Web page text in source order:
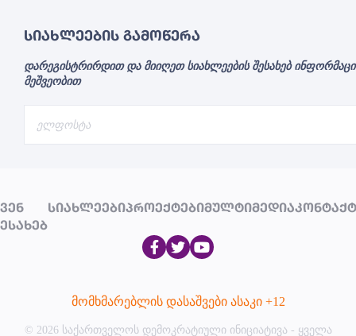
ᲡᲘᲐᲮᲚᲔᲔᲑᲘᲡ ᲒᲐᲛᲝᲬᲔᲠᲐ
დარეგისტრირდით და მიიღეთ სიახლეების შესახებ
მეშვეობით
ᲡᲘᲐᲮᲚᲔᲔᲑᲘᲞᲠᲝᲔᲥᲢᲔᲑᲘᲛᲣᲚᲢᲘᲛᲔᲓᲘᲐ
მომხმარებლის დასაშვები ასაკი +12
© 2026 საქართველოს დემოკრატიული ინიციატივა - ყველა